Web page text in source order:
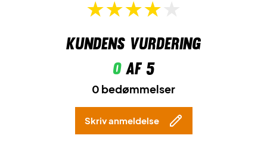
Kundens vurdering
0af 5
0 bedømmelser
Skriv anmeldelse